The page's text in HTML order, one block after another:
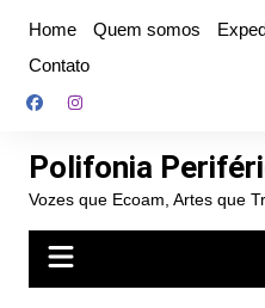
conteúdo
Home Quem somos
Contato
Polifonia
Vozes que Ecoam, Artes que